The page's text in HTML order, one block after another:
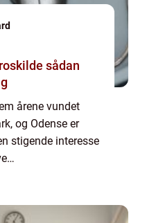
sådan
årene vundet
og Odense er
stigende interesse